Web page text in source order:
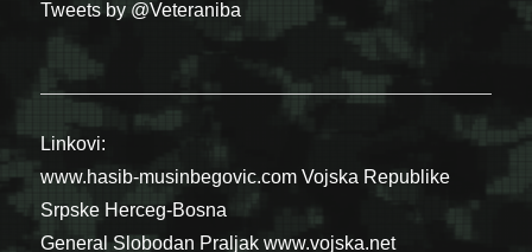
Tweets by @Veteraniba
Linkovi:
www.hasib-musinbegovic.com Vojska Republike
Srpske Herceg-Bosna
General Slobodan Praljak www.vojska.net